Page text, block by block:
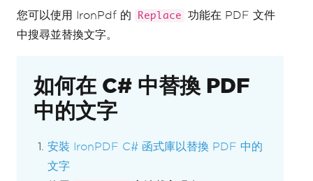
您可以使用 IronPdf 的 Replace
功能在 PDF 文件
中搜尋並替換文字。
如何在 C# 中替換 PDF
中的文字
安裝 IronPDF C# 函式庫以替換 PDF 中的
文字